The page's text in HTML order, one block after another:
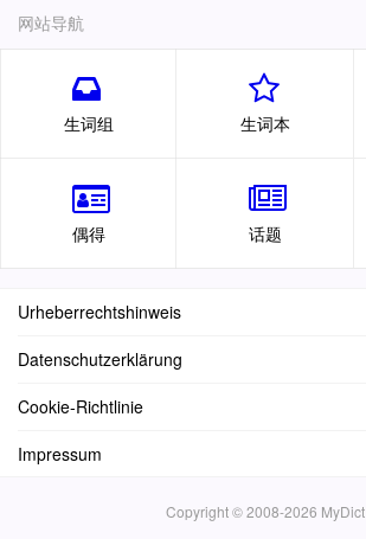
网站导航
生词组 生词本
偶得 话题
Urheberrechtshinweis
Datenschutzerklärung
Cookie-Richtlinie
Impressum
Copyright © 2008-2026 MyDict